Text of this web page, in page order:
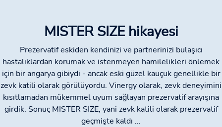
MISTER SIZE hikayesi
Prezervatif eskiden kendinizi ve partnerinizi bulaşıcı
hastalıklardan korumak ve istenmeyen hamilelikleri önlemek
için bir angarya gibiydi - ancak eski güzel kauçuk genellikle bir
zevk katili olarak görülüyordu. Vinergy olarak, zevk deneyimini
kısıtlamadan mükemmel uyum sağlayan prezervatif arayışına
girdik. Sonuç MISTER SIZE, yani zevk katili olarak prezervatif
geçmişte kaldı ...